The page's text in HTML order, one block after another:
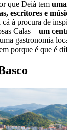
que Deià tem
escritores e
à procura de
Calas – um
gastronomia
porque é que é